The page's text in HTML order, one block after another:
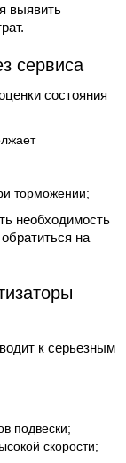
выявить
сервиса
состояния
торможении;
необходимость
на
к серьезным
подвески;
скорости;